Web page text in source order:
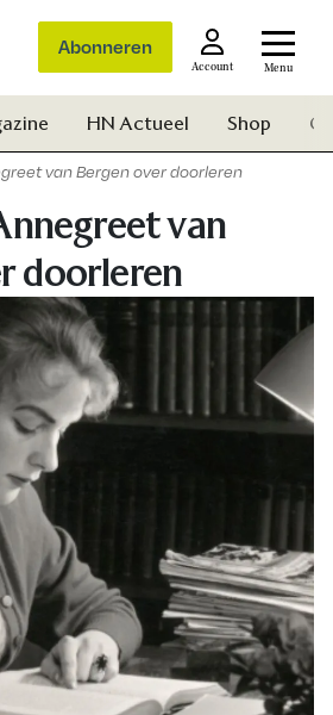
Abonneren
Account Menu
HN Actueel Shop
van Bergen over doorleren
van
doorleren